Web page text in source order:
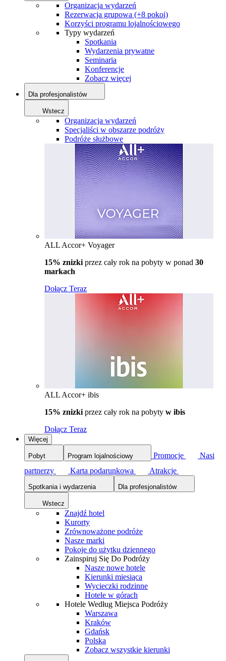
Organizacja wydarzeń
Rezerwacja grupowa (+8 pokoi)
Korzyści programu lojalnościowego
Typy wydarzeń
Spotkania
Wydarzenia prywatne
Seminaria
Konferencje
Zobacz więcej
Dla profesjonalistów
Wstecz
Organizacja wydarzeń
Specjaliści w obszarze podróży
Podróże służbowe
ALL Accor+ Voyager
15% znizki przez cały rok na pobyty w ponad 30
markach
Dołącz Teraz
ALL Accor+ ibis
15% znizki przez cały rok na pobyty w ibis
Dołącz Teraz
Więcej
Pobyt Program lojalnościowy Promocje
Nasi
partnerzy
Karta podarunkowa Atrakcje
Spotkania i wydarzenia Dla profesjonalistów
Wstecz
Znajdź hotel
Kurorty
Zrównoważone podróże
Nasze marki
Pokoje do użytku dziennego
Zainspiruj Się Do Podróży
Nasze nowe hotele
Kierunki miesiąca
Wycieczki rodzinne
Hotele w górach
Hotele Według Miejsca Podróży
Warszawa
Kraków
Gdańsk
Polska
Zobacz wszystkie kierunki